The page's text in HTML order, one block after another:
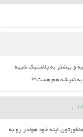
مصنوعیه و بیشتر به پلاستیک شبیه
به شیشه هم هست؟؟
:
اینه خود هولدر رو به